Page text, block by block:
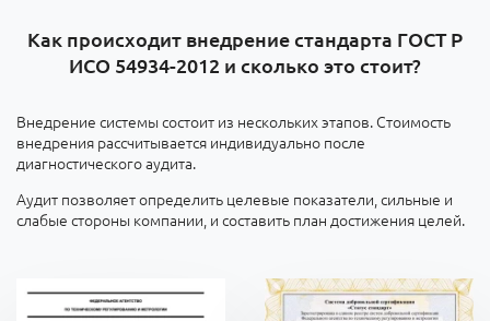
Как происходит внедрение стандарта ГОСТ Р
ИСО 54934-2012 и сколько это стоит?
Внедрение системы состоит из нескольких этапов. Стоимость
внедрения рассчитывается индивидуально после
диагностического аудита.
Аудит позволяет определить целевые показатели, сильные и
слабые стороны компании, и составить план достижения целей.